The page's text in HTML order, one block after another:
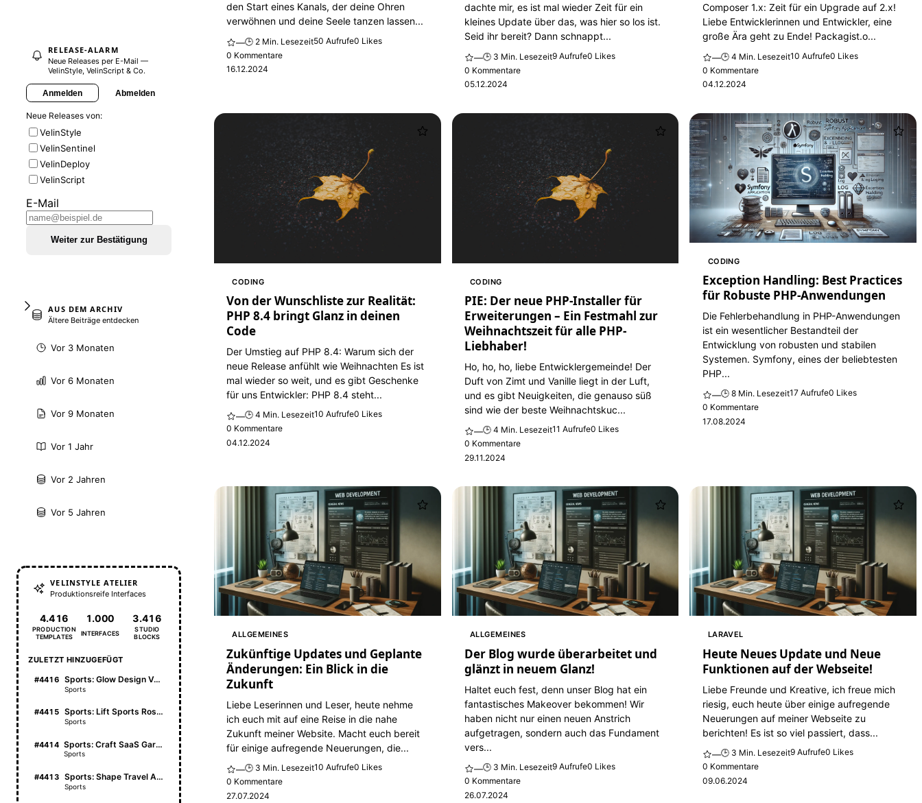
RELEASE-ALARM
Neue Releases per E-Mail —
VelinStyle, VelinScript & Co.
Anmelden Abmelden
Neue Releases von:
VelinStyle
VelinSentinel
VelinDeploy
VelinScript
E-Mail
Weiter zur Bestätigung
AUS DEM ARCHIV
Ältere Beiträge entdecken
Vor 3 Monaten
Vor 6 Monaten
Vor 9 Monaten
Vor 1 Jahr
Vor 2 Jahren
Vor 5 Jahren
VELINSTYLE ATELIER
Produktionsreife Interfaces
4.416
PRODUCTION
TEMPLATES
1.000
INTERFACES
3.416
STUDIO
BLOCKS
ZULETZT HINZUGEFÜGT
#4416 Sports: Glow Design Vault
Sports
#4415 Sports: Lift Sports Roster
Sports
#4414 Sports: Craft SaaS Garden
Sports
#4413 Sports: Shape Travel Atlas
Sports
den Start eines Kanals, der deine Ohren
verwöhnen und deine Seele tanzen lassen...
—🕒 2 Min. Lesezeit50 Aufrufe0 Likes
0 Kommentare
16.12.2024
dachte mir, es ist mal wieder Zeit für ein
kleines Update über das, was hier so los ist.
Seid ihr bereit? Dann schnappt...
—🕒 3 Min. Lesezeit9 Aufrufe0 Likes
0 Kommentare
05.12.2024
Composer 1.x: Zeit für ein Upgrade auf 2.x!
Liebe Entwicklerinnen und Entwickler, eine
große Ära geht zu Ende! Packagist.o...
—🕒 4 Min. Lesezeit10 Aufrufe0 Likes
0 Kommentare
04.12.2024
CODING
Von der Wunschliste zur Realität:
PHP 8.4 bringt Glanz in deinen
Code
Der Umstieg auf PHP 8.4: Warum sich der
neue Release anfühlt wie Weihnachten Es ist
mal wieder so weit, und es gibt Geschenke
für uns Entwickler: PHP 8.4 steht...
—🕒 4 Min. Lesezeit10 Aufrufe0 Likes
0 Kommentare
04.12.2024
CODING
PIE: Der neue PHP-Installer für
Erweiterungen – Ein Festmahl zur
Weihnachtszeit für alle PHP-
Liebhaber!
Ho, ho, ho, liebe Entwicklergemeinde! Der
Duft von Zimt und Vanille liegt in der Luft,
und es gibt Neuigkeiten, die genauso süß
sind wie der beste Weihnachtskuc...
—🕒 4 Min. Lesezeit11 Aufrufe0 Likes
0 Kommentare
29.11.2024
CODING
Exception Handling: Best Practices
für Robuste PHP-Anwendungen
Die Fehlerbehandlung in PHP-Anwendungen
ist ein wesentlicher Bestandteil der
Entwicklung von robusten und stabilen
Systemen. Symfony, eines der beliebtesten
PHP...
—🕒 8 Min. Lesezeit17 Aufrufe0 Likes
0 Kommentare
17.08.2024
ALLGEMEINES
Zukünftige Updates und Geplante
Änderungen: Ein Blick in die
Zukunft
Liebe Leserinnen und Leser, heute nehme
ich euch mit auf eine Reise in die nahe
Zukunft meiner Website. Macht euch bereit
für einige aufregende Neuerungen, die...
—🕒 3 Min. Lesezeit10 Aufrufe0 Likes
0 Kommentare
27.07.2024
ALLGEMEINES
Der Blog wurde überarbeitet und
glänzt in neuem Glanz!
Haltet euch fest, denn unser Blog hat ein
fantastisches Makeover bekommen! Wir
haben nicht nur einen neuen Anstrich
aufgetragen, sondern auch das Fundament
vers...
—🕒 3 Min. Lesezeit9 Aufrufe0 Likes
0 Kommentare
26.07.2024
LARAVEL
Heute Neues Update und Neue
Funktionen auf der Webseite!
Liebe Freunde und Kreative, ich freue mich
riesig, euch heute über einige aufregende
Neuerungen auf meiner Webseite zu
berichten! Es ist so viel passiert, dass...
—🕒 3 Min. Lesezeit9 Aufrufe0 Likes
0 Kommentare
09.06.2024